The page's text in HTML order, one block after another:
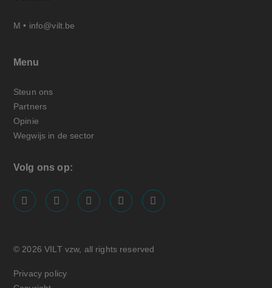
M • info@vilt.be
Menu
Steun ons
Partners
Opinie
Wegwijs in de sector
Volg ons op:
screenreader.visit us on our facebook page: https://
screenreader.visit us on our linkedin page:
screenreader.visit us on our
screenreader.visit us on our x
screenreader.visit us on
© 2026 VILT vzw, all rights reserved
Privacy policy